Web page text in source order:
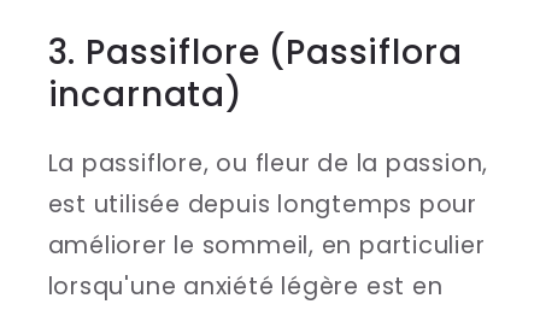
3. Passiflore (Passiflora
incarnata)
La passiflore, ou fleur de la passion,
est utilisée depuis longtemps pour
améliorer le sommeil, en particulier
lorsqu'une anxiété légère est en